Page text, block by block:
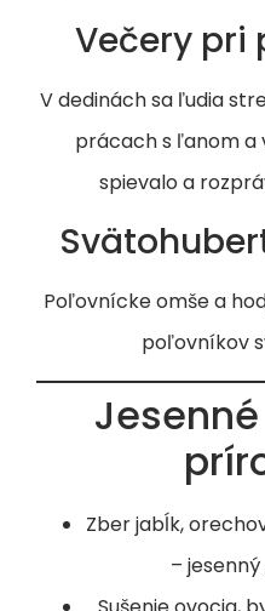
Večery pri
V dedinách sa ľudia
prácach s ľanom a
spievalo a
Poľovnícke omše a
poľovníkov
Zber jabĺk,
– jesenný